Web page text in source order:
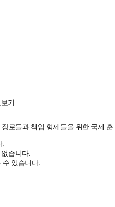
기
로들과 책임 형제들을 위한 국제 훈
.
습니다.
있습니다.